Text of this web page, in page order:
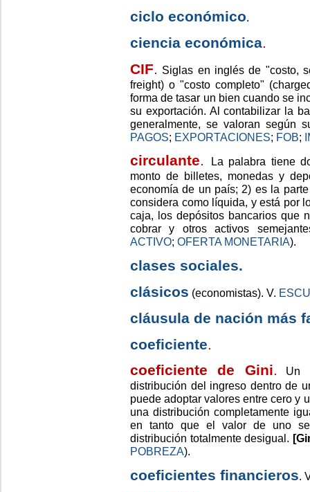
ciclo económico.
ciencia económica.
CIF. Siglas en inglés de "costo,
freight) o "costo completo"
forma de tasar un bien cuando se
su exportación. Al contabilizar la
generalmente, se valoran según
PAGOS; EXPORTACIONES; FOB;
circulante.
La palabra tiene
monto de billetes, monedas y
economía de un país; 2) es la
considera como líquida, y está por
caja, los depósitos bancarios que
cobrar y otros activos
ACTIVO; OFERTA MONETARIA).
clases sociales.
clásicos (economistas). V.
cláusula de nación más
coeficiente.
coeficiente de Gini.
Un
distribución del ingreso dentro de
puede adoptar valores entre cero y
una distribución completamente
en tanto que el valor de uno
distribución totalmente desigual.
POBREZA).
coeficientes financieros.